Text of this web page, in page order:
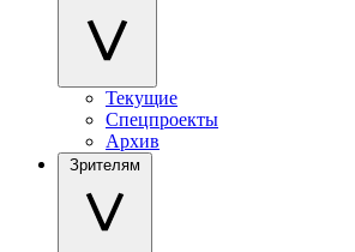
Текущие
Спецпроекты
Архив
Зрителям